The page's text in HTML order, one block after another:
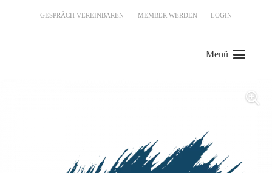
GESPRÄCH VEREINBAREN MEMBER WERDEN LOGIN
Menü